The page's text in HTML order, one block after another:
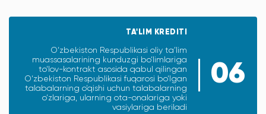
06
TA'LIM KREDITI
O‘zbekiston Respublikasi oliy ta’lim
muassasalarining kunduzgi bo‘limlariga
to‘lov-kontrakt asosida qabul qilingan
O‘zbekiston Respublikasi fuqarosi bo‘lgan
talabalarning o‘qishi uchun talabalarning
o‘zlariga, ularning ota-onalariga yoki
vasiylariga beriladi